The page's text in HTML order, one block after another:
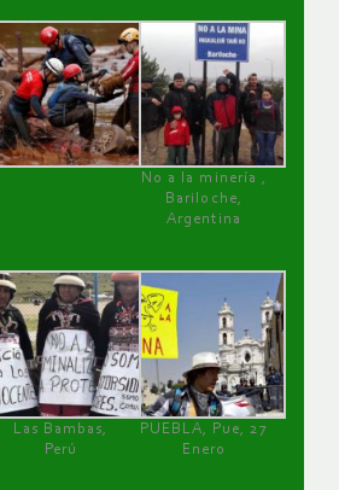
No a la minería ,
Bariloche,
Argentina
Las Bambas,
Perú
PUEBLA, Pue, 27
Enero